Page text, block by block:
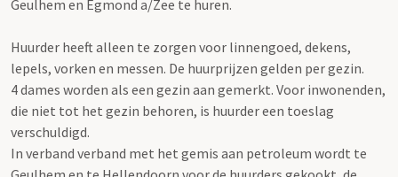
Geulhem en Egmond a/Zee te huren.
Huurder heeft alleen te zorgen voor linnengoed, dekens,
lepels, vorken en messen. De huurprijzen gelden per gezin.
4 dames worden als een gezin aan gemerkt. Voor inwonenden,
die niet tot het gezin behoren, is huurder een toeslag
verschuldigd.
In verband verband met het gemis aan petroleum wordt te